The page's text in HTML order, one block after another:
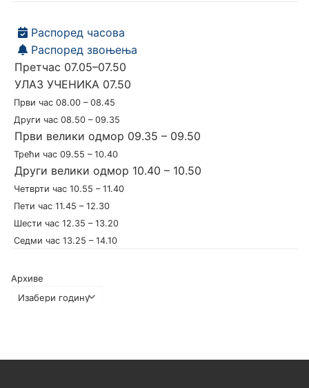
Распоред часова
Распоред звоњења
Претчас 07.05–07.50
УЛАЗ УЧЕНИКА 07.50
Први час 08.00 – 08.45
Други час 08.50 – 09.35
Први велики одмор 09.35 – 09.50
Трећи час 09.55 – 10.40
Други велики одмор 10.40 – 10.50
Четврти час 10.55 – 11.40
Пети час 11.45 – 12.30
Шести час 12.35 – 13.20
Седми час 13.25 – 14.10
Архиве